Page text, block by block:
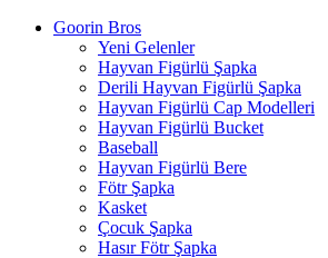
Goorin Bros
Yeni Gelenler
Hayvan Figürlü Şapka
Derili Hayvan Figürlü Şapka
Hayvan Figürlü Cap Modelleri
Hayvan Figürlü Bucket
Baseball
Hayvan Figürlü Bere
Fötr Şapka
Kasket
Çocuk Şapka
Hasır Fötr Şapka